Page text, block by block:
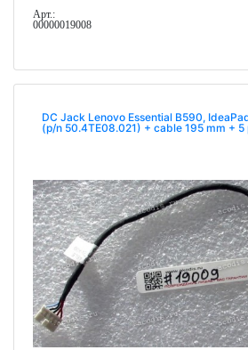
Арт.:
00000019008
DC Jack Lenovo Essential B590,
(p/n 50.4TE08.021) + cable 195 mm + 5